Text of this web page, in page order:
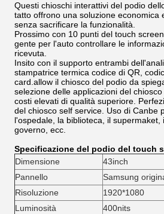
Questi chioschi interattivi del podio
tatto offrono una soluzione economica
senza sacrificare la funzionalità.
Prossimo con 10 punti del touch
gente per l'auto controllare le
ricevuta.
Insito con il supporto entrambi
stampatrice termica codice di QR,
card.allow il chiosco del podio da
selezione delle applicazioni del
costi elevati di qualità superiore.
del chiosco self service. Uso di Canbe
l'ospedale, la biblioteca, il supermaket,
governo, ecc.
Specificazione del podio del touch
Dimensione
43inch
Pannello
Samsung
Risoluzione
1920*1080
Luminosità
400nits